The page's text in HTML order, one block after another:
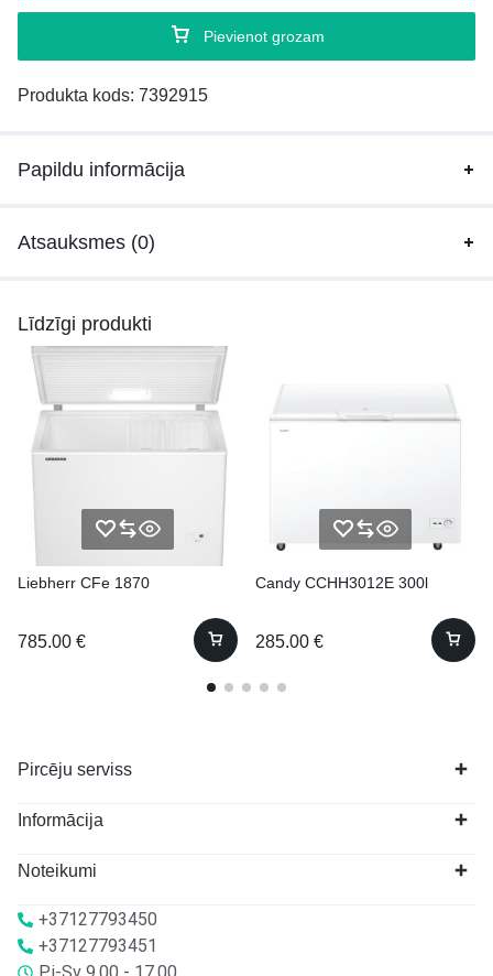
Pievienot grozam
Produkta kods: 7392915
Papildu informācija
Atsauksmes (0)
Līdzīgi produkti
Liebherr CFe 1870
785.00 €
Candy CCHH3012E 300l
285.00 €
Pircēju serviss
Informācija
Noteikumi
+37127793450
+37127793451
Pi-Sv 9.00 - 17.00